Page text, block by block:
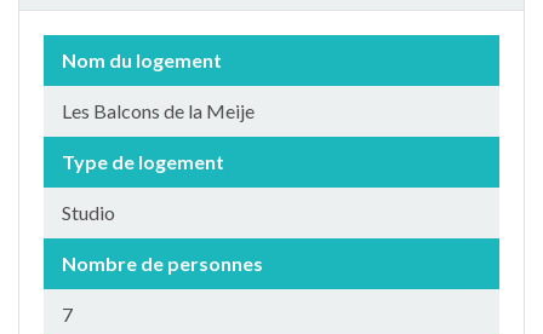
Nom du logement
Les Balcons de la Meije
Type de logement
Studio
Nombre de personnes
7